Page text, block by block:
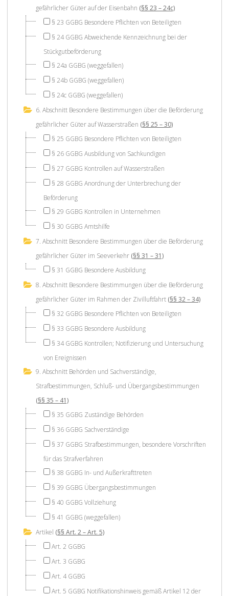
gefährlicher Güter auf der Eisenbahn (§§ 23 – 24c)
§ 23 GGBG Besondere Pflichten von Beteiligten
§ 24 GGBG Abweichende Kennzeichnung bei der
Stückgutbeförderung
§ 24a GGBG (weggefallen)
§ 24b GGBG (weggefallen)
§ 24c GGBG (weggefallen)
6. Abschnitt Besondere Bestimmungen über die Beförderung
gefährlicher Güter auf Wasserstraßen (§§ 25 – 30)
§ 25 GGBG Besondere Pflichten von Beteiligten
§ 26 GGBG Ausbildung von Sachkundigen
§ 27 GGBG Kontrollen auf Wasserstraßen
§ 28 GGBG Anordnung der Unterbrechung der
Beförderung
§ 29 GGBG Kontrollen in Unternehmen
§ 30 GGBG Amtshilfe
7. Abschnitt Besondere Bestimmungen über die Beförderung
gefährlicher Güter im Seeverkehr (§§ 31 – 31)
§ 31 GGBG Besondere Ausbildung
8. Abschnitt Besondere Bestimmungen über die Beförderung
gefährlicher Güter im Rahmen der Zivilluftfahrt (§§ 32 – 34)
§ 32 GGBG Besondere Pflichten von Beteiligten
§ 33 GGBG Besondere Ausbildung
§ 34 GGBG Kontrollen; Notifizierung und Untersuchung
von Ereignissen
9. Abschnitt Behörden und Sachverständige,
Strafbestimmungen, Schluß- und Übergangsbestimmungen
(§§ 35 – 41)
§ 35 GGBG Zuständige Behörden
§ 36 GGBG Sachverständige
§ 37 GGBG Strafbestimmungen, besondere Vorschriften
für das Strafverfahren
§ 38 GGBG In- und Außerkrafttreten
§ 39 GGBG Übergangsbestimmungen
§ 40 GGBG Vollziehung
§ 41 GGBG (weggefallen)
Artikel (§§ Art. 2 – Art. 5)
Art. 2 GGBG
Art. 3 GGBG
Art. 4 GGBG
Art. 5 GGBG Notifikationshinweis gemäß Artikel 12 der